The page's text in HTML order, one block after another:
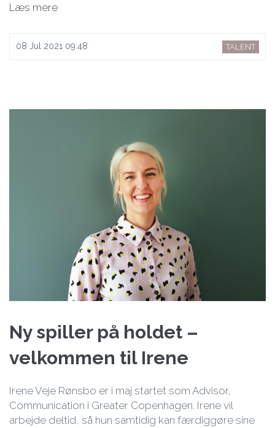
Læs mere
08 Jul 2021 09:48 TALENT
Ny spiller på holdet –
velkommen til Irene
Irene Veje Rønsbo er i maj startet som Advisor,
Communication i Greater Copenhagen. Irene vil
arbejde deltid, så hun samtidig kan færdiggøre sine